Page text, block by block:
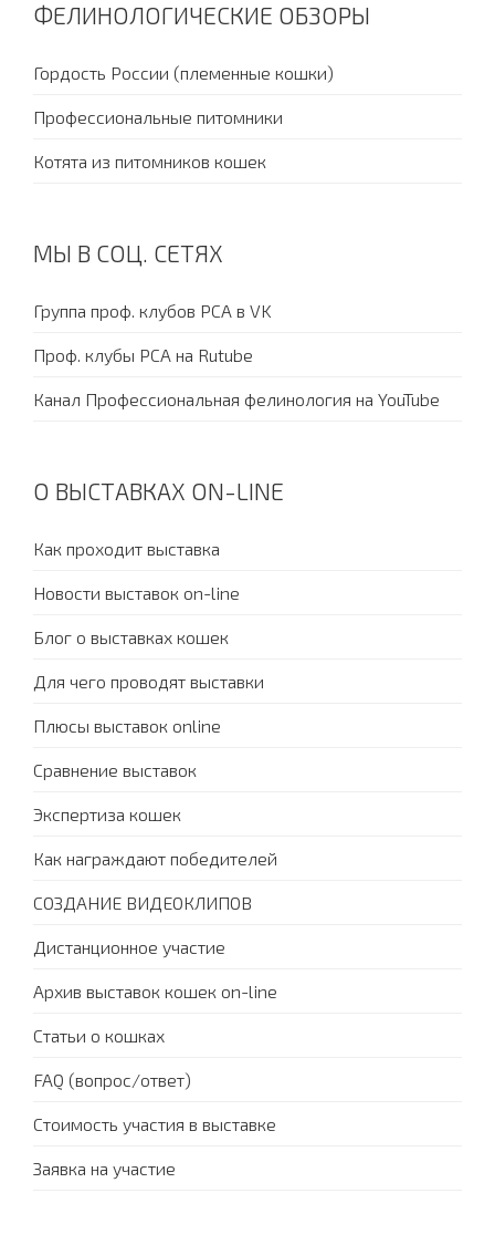
ФЕЛИНОЛОГИЧЕСКИЕ ОБЗОРЫ
Гордость России (племенные кошки)
Профессиональные питомники
Котята из питомников кошек
МЫ В СОЦ. СЕТЯХ
Группа проф. клубов PCA в VK
Проф. клубы PCA на Rutube
Канал Профессиональная фелинология на YouTube
О ВЫСТАВКАХ ON-LINE
Как проходит выставка
Новости выставок on-line
Блог о выставках кошек
Для чего проводят выставки
Плюсы выставок online
Сравнение выставок
Экспертиза кошек
Как награждают победителей
СОЗДАНИЕ ВИДЕОКЛИПОВ
Дистанционное участие
Архив выставок кошек on-line
Статьи о кошках
FAQ (вопрос/ответ)
Стоимость участия в выставке
Заявка на участие